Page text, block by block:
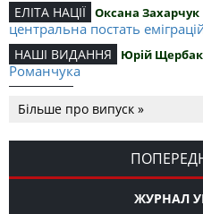
ЕЛІТА НАЦІЇ Оксана Захарчук
центральна постать
НАШІ ВИДАННЯ Юрій Щербак
Романчука
Романчука
СЛОВО РЕДАКЦІЙНЕ Олег К.
як уособлення української
Більше про випуск »
ЖУРНАЛ